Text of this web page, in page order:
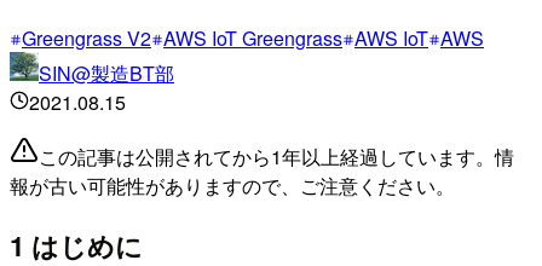
Greengrass V2 AWS IoT Greengrass AWS IoT AWS
SIN@製造BT部
2021.08.15
この記事は公開されてから1年以上経過しています。情
報が古い可能性がありますので、ご注意ください。
1 はじめに